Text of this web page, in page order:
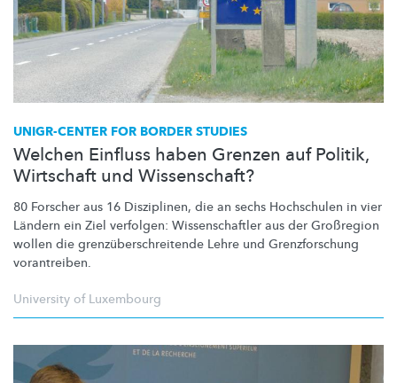
UNIGR-CENTER FOR BORDER STUDIES
Welchen Einfluss haben Grenzen auf Politik,
Wirtschaft und Wissenschaft?
80 Forscher aus 16 Disziplinen, die an sechs Hochschulen in vier
Ländern ein Ziel verfolgen: Wissenschaftler aus der Großregion
wollen die grenzüberschreitende Lehre und Grenzforschung
vorantreiben.
University of Luxembourg